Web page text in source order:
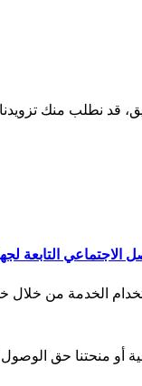
قد نطلب منك
الخدمة من خلال
منحتنا حق الوصول